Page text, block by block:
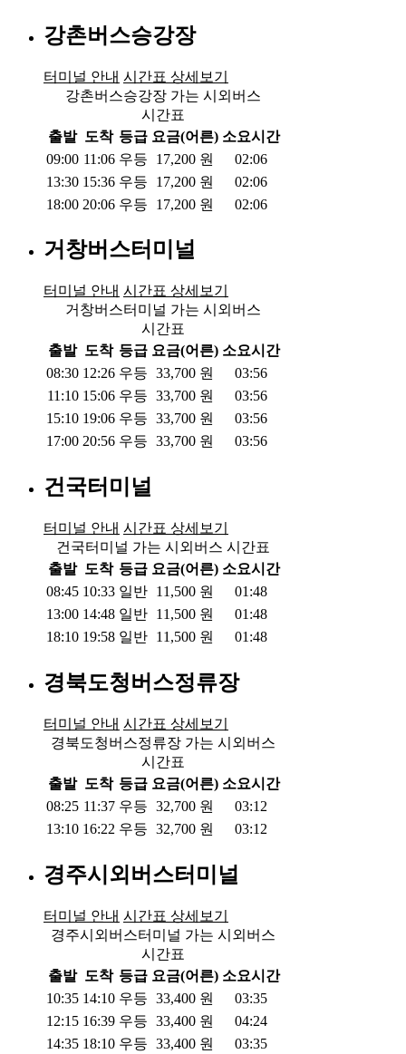
강촌버스승강장
터미널 안내 시간표 상세보기
강촌버스승강장 가는 시외버스
시간표
출발 도착 등급 요금(어른) 소요시간
09:00 11:06 우등 17,200 원
02:06
13:30 15:36 우등 17,200 원
02:06
18:00 20:06 우등 17,200 원 02:06
거창버스터미널
터미널 안내 시간표 상세보기
거창버스터미널 가는 시외버스
시간표
출발 도착 등급 요금(어른) 소요시간
08:30 12:26 우등 33,700 원
03:56
11:10 15:06 우등 33,700 원
03:56
15:10 19:06 우등 33,700 원
03:56
17:00 20:56 우등 33,700 원 03:56
건국터미널
터미널 안내 시간표 상세보기
건국터미널 가는 시외버스 시간표
출발 도착 등급 요금(어른) 소요시간
08:45 10:33 일반 11,500 원
01:48
13:00 14:48 일반 11,500 원
01:48
18:10 19:58 일반 11,500 원 01:48
경북도청버스정류장
터미널 안내 시간표 상세보기
경북도청버스정류장 가는 시외버스
시간표
출발 도착 등급 요금(어른) 소요시간
08:25 11:37 우등 32,700 원
03:12
13:10 16:22 우등 32,700 원 03:12
경주시외버스터미널
터미널 안내 시간표 상세보기
경주시외버스터미널 가는 시외버스
시간표
출발 도착 등급 요금(어른) 소요시간
10:35 14:10 우등 33,400 원
03:35
12:15 16:39 우등 33,400 원
04:24
14:35 18:10 우등 33,400 원
03:35